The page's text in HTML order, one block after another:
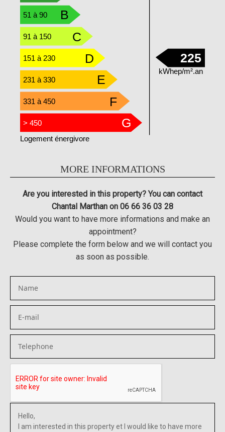
B
C
D
E
F
G
Logement énergivore
51 à 90
91 à 150
151 à 230
231 à 330
331 à 450
> 450
225
kWhep/m².an
MORE INFORMATIONS
Are you interested in this property? You can contact
Chantal Marthan on 06 66 36 03 28
Would you want to have more informations and make an
appointment?
Please complete the form below and we will contact you
as soon as possible.